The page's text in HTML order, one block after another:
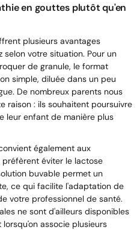
en gouttes plutôt qu'en
plusieurs avantages
votre situation. Pour un
de granule, le format
simple, diluée dans un peu
De nombreux parents nous
raison : ils souhaitent poursuivre
leur enfant de manière plus
également aux
éviter le lactose
buvable permet un
ce qui facilite l'adaptation de
votre professionnel de santé.
ne sont d'ailleurs disponibles
associe plusieurs